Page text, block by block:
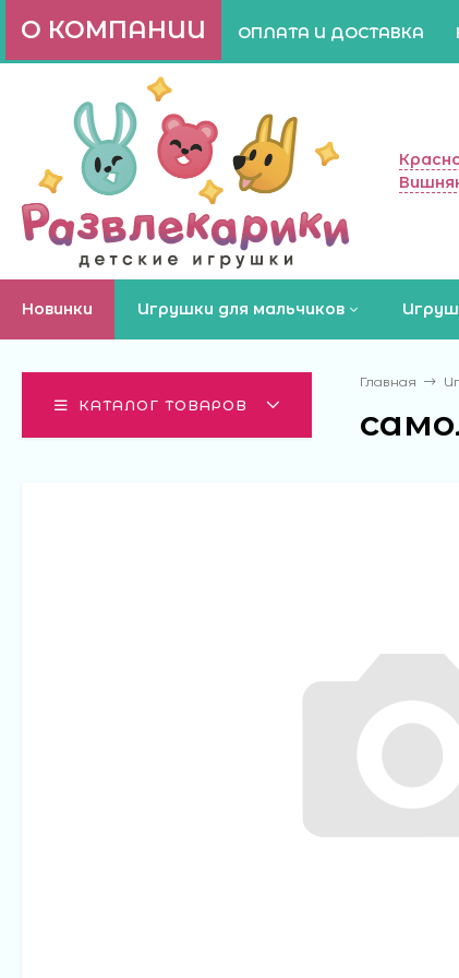
О КОМПАНИИ ОПЛАТА И ДОСТАВКА
Новинки Игрушки для мальчиков
КАТАЛОГ ТОВАРОВ
Главная